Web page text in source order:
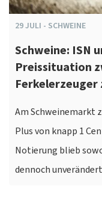
29JULI - SCHWEINE
Schweine: ISN
Preissituation
Ferkelerzeuger
Am Schweinemarkt
Plus von knapp 1
Notierung blieb
dennoch